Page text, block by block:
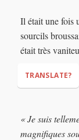
Il était une fois
sourcils
était très
TRANSLATE?
« Je suis
magnifiques